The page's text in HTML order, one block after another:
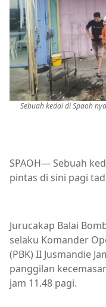
Sebuah kedai di Spaoh
SPAOH— Sebuah
pintas di sini pagi
Jurucakap Balai
selaku Komander
(PBK) II Jusmandie
panggilan
jam 11.48 pagi.